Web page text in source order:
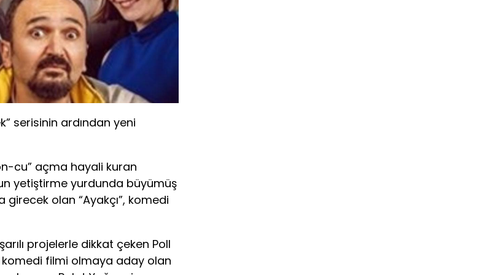
serisinin ardından yeni
cu” açma hayali kuran
yetiştirme yurdunda büyümüş
olan “Ayakçı”, komedi
projelerle dikkat çeken Poll
komedi filmi olmaya aday olan